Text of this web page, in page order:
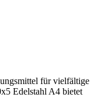
für vielfältige
Edelstahl A4 bietet